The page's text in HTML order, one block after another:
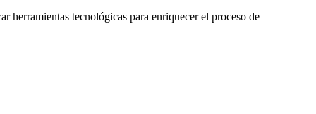
herramientas tecnológicas para enriquecer el proceso de